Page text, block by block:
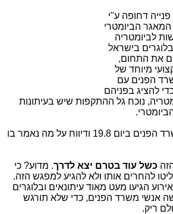
דחופה ע"י
הביומטרי
לביומטריה
בישראל
את התחום,
מיוחד של
הפנים עם
להציג בפניהם
נוכח גל ההתקפות שיש בעיתונות
הכנס הזה התקיים במשרד הפנים ביום 19.8 ודיווח על מה נאמר בו
כשל עוד בטרם יצא לדרך. מדוע? כי
להחרים אותו ולא להגיע למפגש הזה.
הגיעו מעט מאוד עיתונאים ובלוגרים
אנשי משרד הפנים, כדי שלא תורגש
ריק.